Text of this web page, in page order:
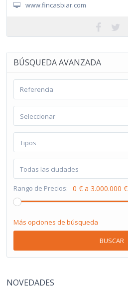
www.fincasbiar.com
BÚSQUEDA AVANZADA
Seleccionar
Tipos
Todas las ciudades
Rango de Precios: 0 € a 3.000.000 €
Más opciones de búsqueda
BUSCAR
NOVEDADES